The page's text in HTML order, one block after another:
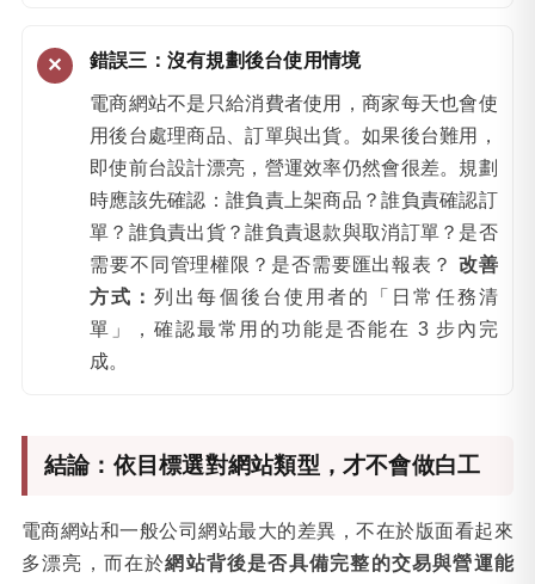
錯誤三：沒有規劃後台使用情境
電商網站不是只給消費者使用，商家每天也會使
用後台處理商品、訂單與出貨。如果後台難用，
即使前台設計漂亮，營運效率仍然會很差。規劃
時應該先確認：誰負責上架商品？誰負責確認訂
單？誰負責出貨？誰負責退款與取消訂單？是否
需要不同管理權限？是否需要匯出報表？ 改善
方式：列出每個後台使用者的「日常任務清
單」，確認最常用的功能是否能在 3 步內完
成。
結論：依目標選對網站類型，才不會做白工
電商網站和一般公司網站最大的差異，不在於版面看起來
多漂亮，而在於網站背後是否具備完整的交易與營運能